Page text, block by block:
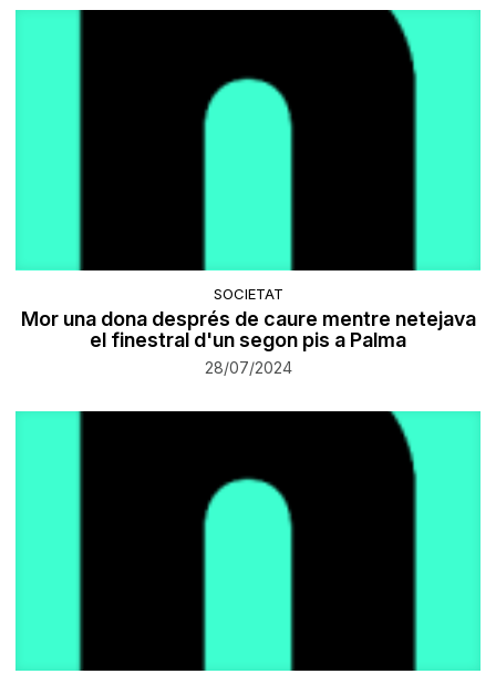
SOCIETAT
Mor una dona després de caure mentre netejava
el finestral d'un segon pis a Palma
28/07/2024